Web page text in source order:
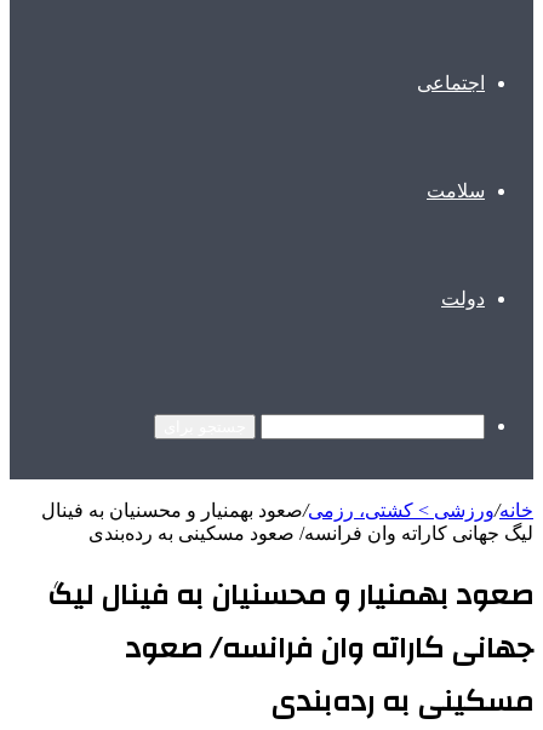
اجتماعی
سلامت
دولت
خانه/ورزشی > کشتی، رزمی/صعود بهمنیار و محسنیان به فینال
لیگ جهانی کاراته وان فرانسه/ صعود مسکینی به رده‌بندی
صعود بهمنیار و محسنیان به فینال لیگ
جهانی کاراته وان فرانسه/ صعود
مسکینی به رده‌بندی